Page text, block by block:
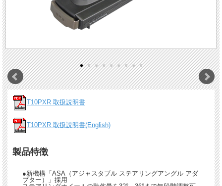
T10PXR 取扱説明書
T10PXR 取扱説明書(English)
製品特徴
●新機構「ASA（アジャスタブル ステアリングアングル アダ
プター）」採用